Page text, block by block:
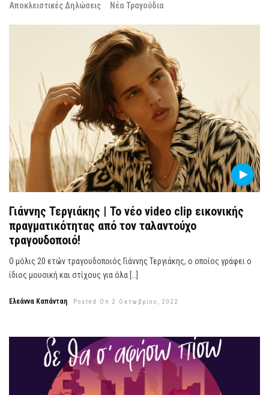
Αποκλειστικές Δηλώσεις Νέα Τραγούδια
Γιάννης Τεργιάκης | Το νέο video clip εικονικής
πραγματικότητας από τον ταλαντούχο
τραγουδοποιό!
Ο μόλις 20 ετών τραγουδοποιός Γιάννης Τεργιάκης, ο οποίος γράφει ο
ίδιος μουσική και στίχους για όλα […]
Ελεάννα Καπάνταη Posted On 2 Οκτωβρίου, 2022